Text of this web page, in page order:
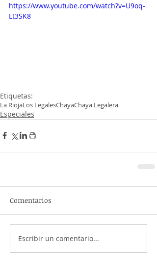
https://www.youtube.com/watch?v=U9oq-
Lt3SK8
Etiquetas:
La RiojaLos LegalesChayaChaya Legalera
Especiales
Comentarios
Escribir un comentario...